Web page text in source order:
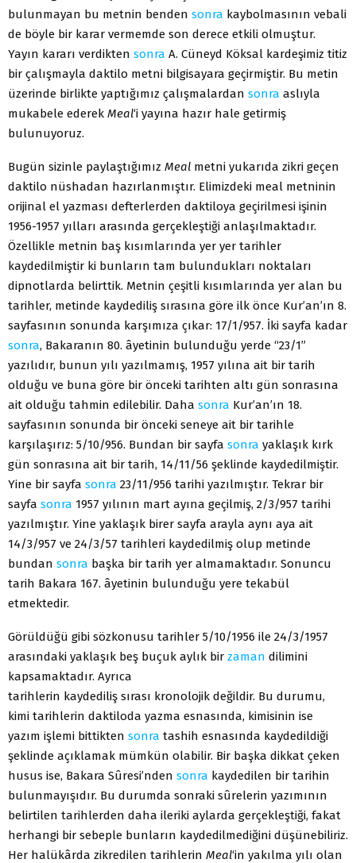
bulunmayan bu metnin benden sonra kaybolmasının vebali
de böyle bir karar vermemde son derece etkili olmuştur.
Yayın kararı verdikten sonra A. Cüneyd Köksal kardeşimiz titiz
bir çalışmayla daktilo metni bilgisayara geçirmiştir. Bu metin
üzerinde birlikte yaptığımız çalışmalardan sonra aslıyla
mukabele ederek Meal‘i yayına hazır hale getirmiş
bulunuyoruz.
Bugün sizinle paylaştığımız Meal metni yukarıda zikri geçen
daktilo nüshadan hazırlanmıştır. Elimizdeki meal metninin
orijinal el yazması defterlerden daktiloya geçirilmesi işinin
1956-1957 yılları arasında gerçekleştiği anlaşılmaktadır.
Özellikle metnin baş kısımlarında yer yer tarihler
kaydedilmiştir ki bunların tam bulundukları noktaları
dipnotlarda belirttik. Metnin çeşitli kısımlarında yer alan bu
tarihler, metinde kaydediliş sırasına göre ilk önce Kur’an’ın 8.
sayfasının sonunda karşımıza çıkar: 17/1/957. İki sayfa kadar
sonra, Bakaranın 80. âyetinin bulunduğu yerde “23/1”
yazılıdır, bunun yılı yazılmamış, 1957 yılına ait bir tarih
olduğu ve buna göre bir önceki tarihten altı gün sonrasına
ait olduğu tahmin edilebilir. Daha sonra Kur’an’ın 18.
sayfasının sonunda bir önceki seneye ait bir tarihle
karşılaşırız: 5/10/956. Bundan bir sayfa sonra yaklaşık kırk
gün sonrasına ait bir tarih, 14/11/56 şeklinde kaydedilmiştir.
Yine bir sayfa sonra 23/11/956 tarihi yazılmıştır. Tekrar bir
sayfa sonra 1957 yılının mart ayına geçilmiş, 2/3/957 tarihi
yazılmıştır. Yine yaklaşık birer sayfa arayla aynı aya ait
14/3/957 ve 24/3/57 tarihleri kaydedilmiş olup metinde
bundan sonra başka bir tarih yer almamaktadır. Sonuncu
tarih Bakara 167. âyetinin bulunduğu yere tekabül
etmektedir.
Görüldüğü gibi sözkonusu tarihler 5/10/1956 ile 24/3/1957
arasındaki yaklaşık beş buçuk aylık bir zaman dilimini
kapsamaktadır. Ayrıca
tarihlerin kaydediliş sırası kronolojik değildir. Bu durumu,
kimi tarihlerin daktiloda yazma esnasında, kimisinin ise
yazım işlemi bittikten sonra tashih esnasında kaydedildiği
şeklinde açıklamak mümkün olabilir. Bir başka dikkat çeken
husus ise, Bakara Sûresi’nden sonra kaydedilen bir tarihin
bulunmayışıdır. Bu durumda sonraki sûrelerin yazımının
belirtilen tarihlerden daha ileriki aylarda gerçekleştiği, fakat
herhangi bir sebeple bunların kaydedilmediğini düşünebiliriz.
Her halükârda zikredilen tarihlerin Meal‘in yakılma yılı olan